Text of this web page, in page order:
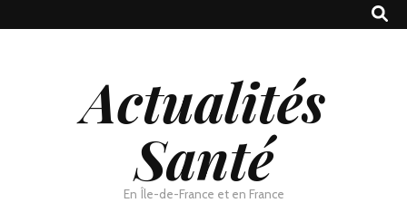
Actualités
Santé
En Île-de-France et en France